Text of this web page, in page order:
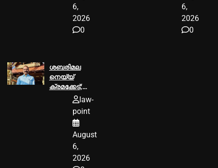
നോട്ടീസ്
6,
2026
0
6,
2026
0
ശബരിമല
നെയ്യ്
ക്രമക്കേട്;
പി.എസ്
പ്രതിയാകും
law-
point
August
6,
2026